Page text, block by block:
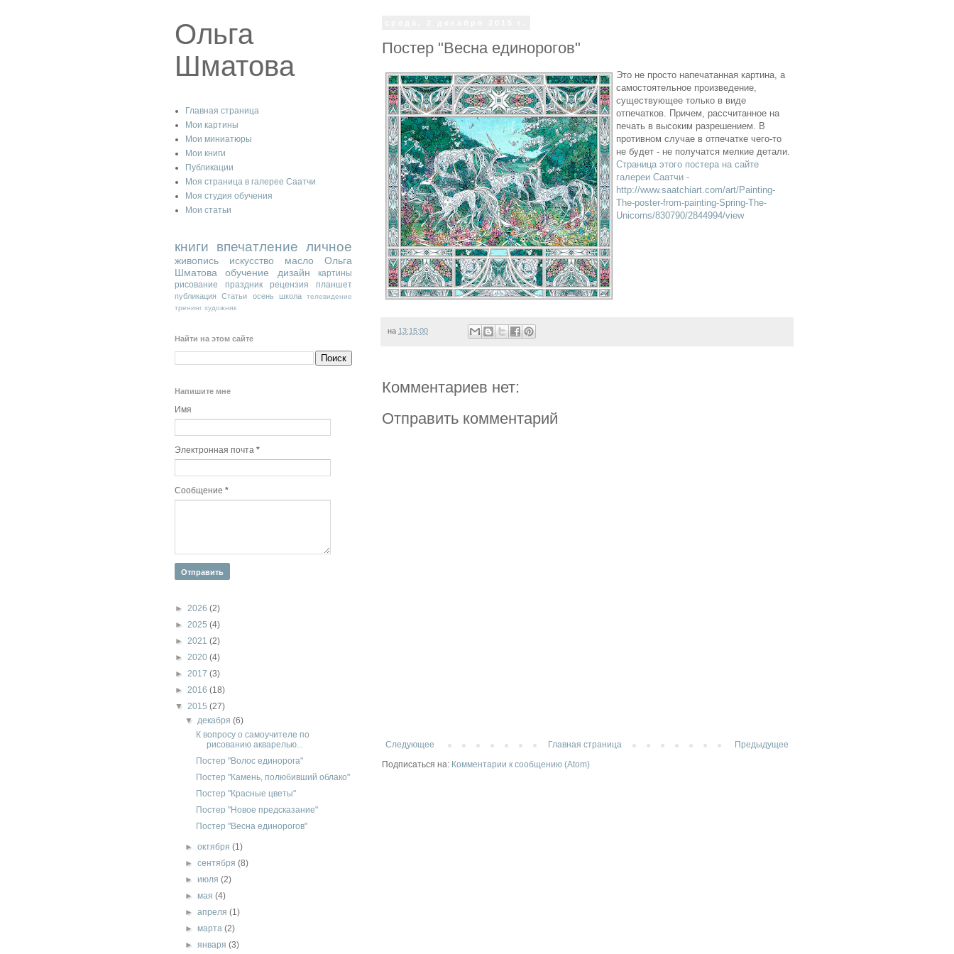
Постер "Весна единорогов"
Это не просто напечатанная картина, а
самостоятельное произведение,
существующее только в виде
отпечатков. Причем, рассчитанное на
печать в высоким разрешением. В
противном случае в отпечатке чего-то
не будет - не получатся мелкие детали.
Страница этого постера на сайте
галереи Саатчи -
http://www.saatchiart.com/art/Painting-
The-poster-from-painting-Spring-The-
Unicorns/830790/2844994/view
на 13:15:00
Комментариев нет:
Отправить комментарий
Следующее Предыдущее
Главная страница
Подписаться на: Комментарии к сообщению (Atom)
Ольга
Шматова
Главная страница
Мои картины
Мои миниатюры
Мои книги
Публикации
Моя страница в галерее Саатчи
Моя студия обучения
Мои статьи
книги впечатление личное
живопись искусство масло
Ольга
Шматова
обучение дизайн
картины
рисование
праздник рецензия планшет
публикация Статьи осень школа
телевидение
тренинг художник
Найти на этом сайте
Напишите мне
Имя
Электронная почта *
Сообщение *
► 2026 (2)
► 2025 (4)
► 2021 (2)
► 2020 (4)
► 2017 (3)
► 2016 (18)
▼ 2015 (27)
▼декабря(6)
К вопросу о самоучителе по
рисованию акварелью...
Постер "Волос единорога"
Постер "Камень, полюбивший облако"
Постер "Красные цветы"
Постер "Новое предсказание"
Постер "Весна единорогов"
►октября(1)
►сентября(8)
► июля(2)
► мая(4)
►апреля(1)
► марта(2)
►января(3)